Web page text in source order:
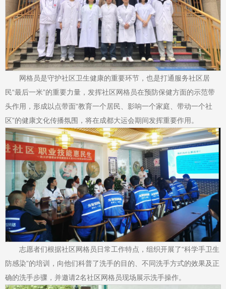
网格员是守护社区卫生健康的重要环节，也是打通服务社区居
民“最后一米”的重要力量，发挥社区网格员在预防保健方面的示范带
头作用，形成以点带面“教育一个居民、影响一个家庭、带动一个社
区”的健康文化传播氛围，将在成都大运会期间发挥重要作用。
志愿者们根据社区网格员日常工作特点，组织开展了“科学手卫生
防感染”的培训，向他们科普了洗手的目的、不同洗手方式的效果及正
确的洗手步骤，并邀请2名社区网格员现场展示洗手操作。